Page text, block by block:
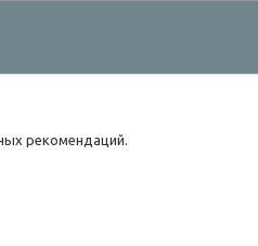
рекомендаций.